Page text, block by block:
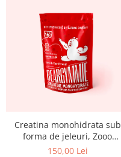
Creatina monohidrata sub
forma de jeleuri, Zooo
Nutrition, Creatine
150,00 Lei